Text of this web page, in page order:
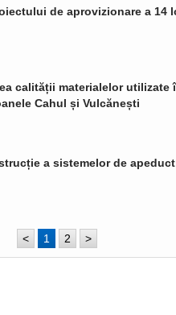
de aprovizionare a 14
calității materialelor utilizate
Cahul și Vulcănești
a sistemelor de
< 1 2 >